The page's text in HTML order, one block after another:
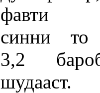
фавти
синни то
3,2
шудааст.